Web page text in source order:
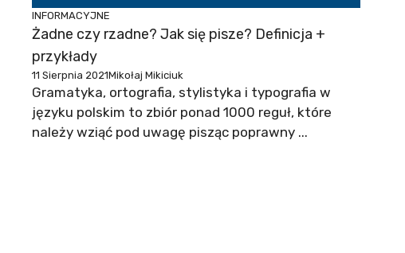
INFORMACYJNE
Żadne czy rzadne? Jak się pisze? Definicja +
przykłady
11 Sierpnia 2021Mikołaj Mikiciuk
Gramatyka, ortografia, stylistyka i typografia w
języku polskim to zbiór ponad 1000 reguł, które
należy wziąć pod uwagę pisząc poprawny ...